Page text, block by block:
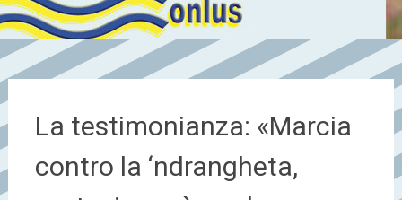
La testimonianza: «Marcia
contro la ‘ndrangheta,